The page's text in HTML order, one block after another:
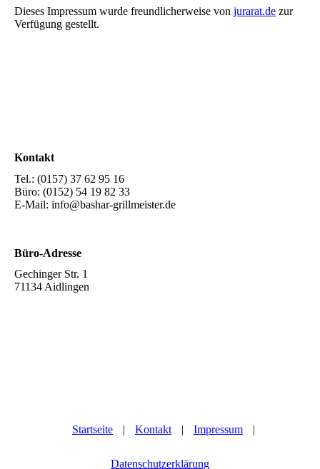
Dieses Impressum wurde freundlicherweise von jurarat.de zur
Verfügung gestellt.
Kontakt
Tel.: (0157) 37 62 95 16
Büro: (0152) 54 19 82 33
E-Mail: info@bashar-grillmeister.de
Büro-Adresse
Gechinger Str. 1
71134 Aidlingen
Startseite | Kontakt | Impressum |
Datenschutzerklärung